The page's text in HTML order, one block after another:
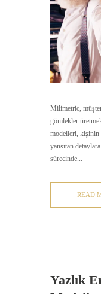
Milimetric,
gömlekler
modelleri, kişinin
yansıtan
sürecinde...
READ
Yazlık